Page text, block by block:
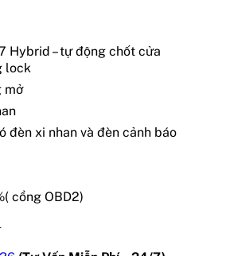
Hybrid – tự động chốt cửa
lock
mở
đèn xi nhan và đèn cảnh báo
cổng OBD2)